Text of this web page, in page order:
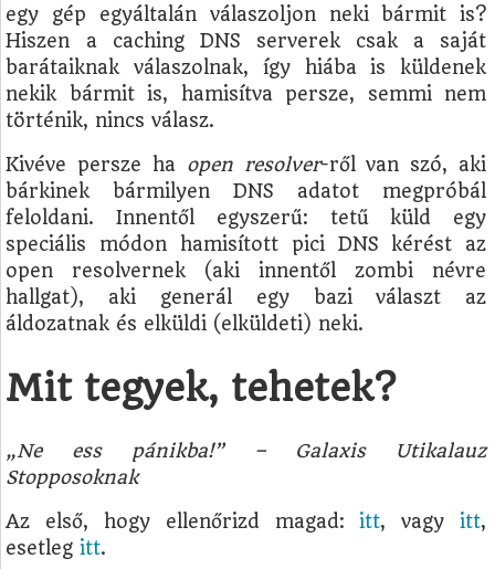
egy gép egyáltalán válaszoljon neki bármit is?
Hiszen a caching DNS serverek csak a saját
barátaiknak válaszolnak, így hiába is küldenek
nekik bármit is, hamisítva persze, semmi nem
történik, nincs válasz.
Kivéve persze ha open resolver-ről van szó, aki
bárkinek bármilyen DNS adatot megpróbál
feloldani. Innentől egyszerű: tetű küld egy
speciális módon hamisított pici DNS kérést az
open resolvernek (aki innentől zombi névre
hallgat), aki generál egy bazi választ az
áldozatnak és elküldi (elküldeti) neki.
Mit tegyek, tehetek?
„Ne ess pánikba!” – Galaxis Utikalauz
Stopposoknak
Az első, hogy ellenőrizd magad:itt, vagyitt,
esetlegitt.